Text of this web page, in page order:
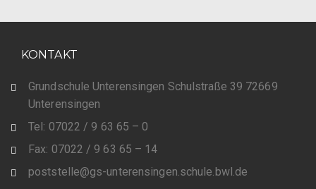
KONTAKT
Grundschule Unterensingen Schulstraße 39 72669
Unterensingen
Tel: 07022 / 9 63 65 – 0
Fax: 07022 / 9 63 65 – 14
poststelle@gs-unterensingen.schule.bwl.de